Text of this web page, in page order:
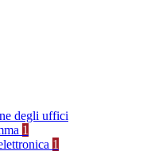
degli uffici
1
1